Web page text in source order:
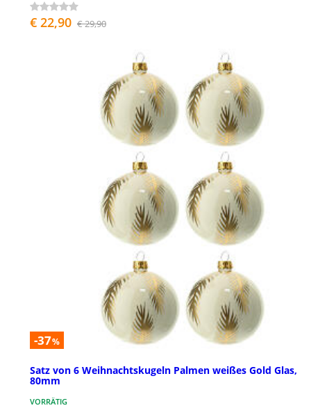
€ 22,90 € 29,90
-37%
Satz von 6 Weihnachtskugeln Palmen weißes Gold Glas,
80mm
VORRÄTIG